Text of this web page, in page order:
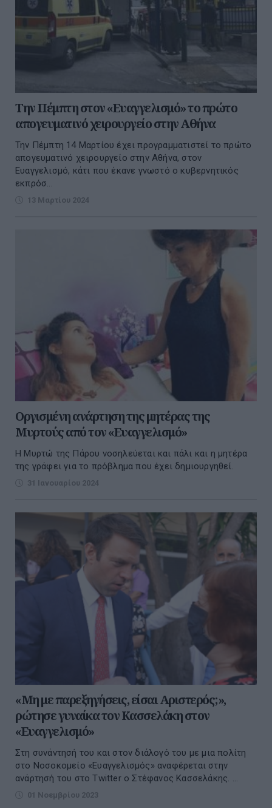
Την Πέμπτη στον «Ευαγγελισμό» το πρώτο
απογευματινό χειρουργείο στην Αθήνα
Την Πέμπτη 14 Μαρτίου έχει προγραμματιστεί το πρώτο
απογευματινό χειρουργείο στην Αθήνα, στον
Ευαγγελισμό, κάτι που έκανε γνωστό ο κυβερνητικός
εκπρόσ...
13 Μαρτίου 2024
Οργισμένη ανάρτηση της μητέρας της
Μυρτούς από τον «Ευαγγελισμό»
H Μυρτώ της Πάρου νοσηλεύεται και πάλι και η μητέρα
της γράφει για το πρόβλημα που έχει δημιουργηθεί.
31 Ιανουαρίου 2024
«Μη με παρεξηγήσεις, είσαι Αριστερός;»,
ρώτησε γυναίκα τον Κασσελάκη στον
«Ευαγγελισμό»
Στη συνάντησή του και στον διάλογό του με μια πολίτη
στο Νοσοκομείο «Ευαγγελισμός» αναφέρεται στην
ανάρτησή του στο Twitter ο Στέφανος Κασσελάκης. ...
01 Νοεμβρίου 2023